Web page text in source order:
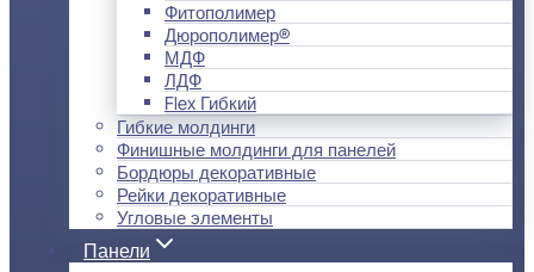
Фитополимер
Дюрополимер®
МДФ
ЛДФ
Flex Гибкий
Гибкие молдинги
Финишные молдинги для панелей
Бордюры декоративные
Рейки декоративные
Угловые элементы
Панели